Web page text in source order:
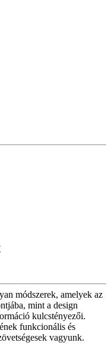
módszerek, amelyek az
mint a design
kulcstényezői.
funkcionális és
vagyunk.